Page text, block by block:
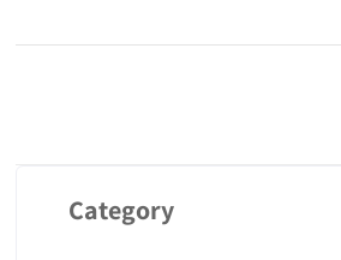
Category